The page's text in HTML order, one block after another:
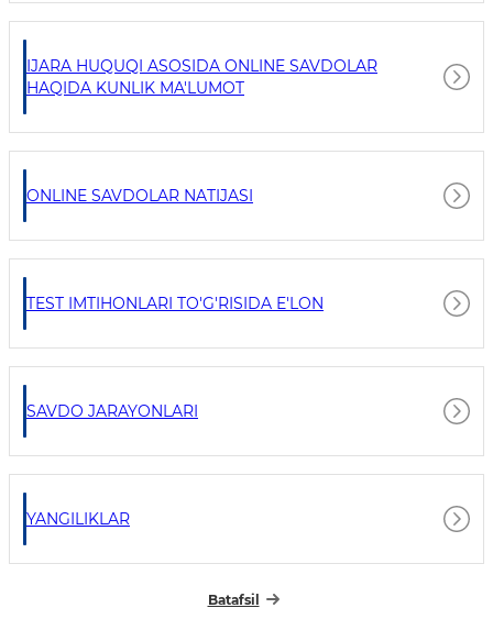
IJARA HUQUQI ASOSIDA ONLINE SAVDOLAR
HAQIDA KUNLIK MA'LUMOT
ONLINE SAVDOLAR NATIJASI
TEST IMTIHONLARI TO'G'RISIDA E'LON
SAVDO JARAYONLARI
YANGILIKLAR
Batafsil